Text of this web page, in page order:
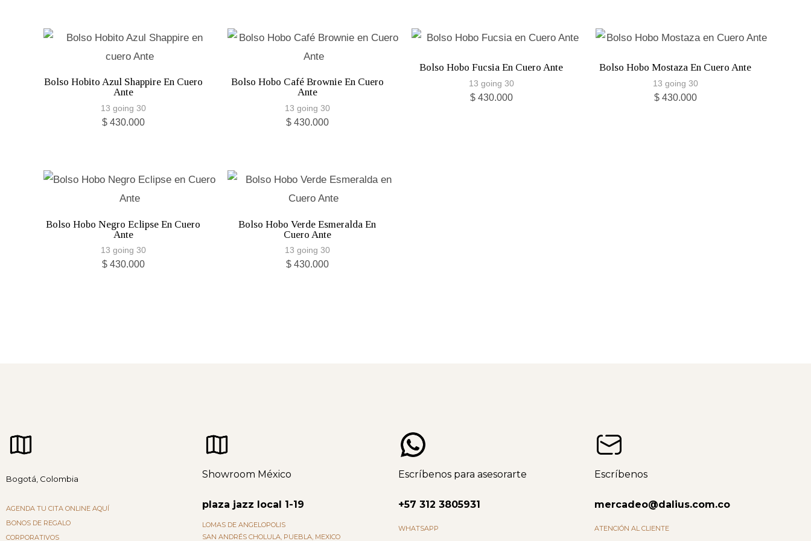
Bolso Hobito Azul Shappire En Cuero
Ante
13 going 30
$430.000
Bolso Hobo Café Brownie En Cuero
Ante
13 going 30
$430.000
Bolso Hobo Fucsia En Cuero Ante
13 going 30
$430.000
Bolso Hobo Mostaza En Cuero Ante
13 going 30
$430.000
Bolso Hobo Negro Eclipse En Cuero
Ante
13 going 30
$430.000
Bolso Hobo Verde Esmeralda En
Cuero Ante
13 going 30
$430.000
Bogotá, Colombia
AGENDA TU CITA ONLINE AQUÍ
BONOS DE REGALO
CORPORATIVOS
Showroom México
plaza jazz local 1-19
LOMAS DE ANGELOPOLIS
SAN ANDRÉS CHOLULA, PUEBLA, MEXICO
Escríbenos para asesorarte
+57 312 3805931
WHATSAPP
Escríbenos
mercadeo@dalius.com.co
ATENCIÓN AL CLIENTE